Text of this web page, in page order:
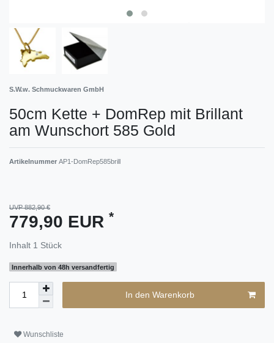
S.W.w. Schmuckwaren GmbH
50cm Kette + DomRep mit Brillant
am Wunschort 585 Gold
Artikelnummer AP1-DomRep585brill
UVP 882,90 €
779,90 EUR *
Inhalt 1 Stück
Innerhalb von 48h versandfertig
In den Warenkorb
Wunschliste